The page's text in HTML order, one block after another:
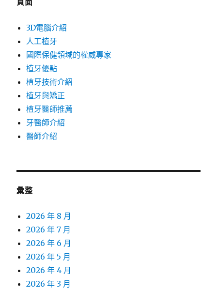
頁面
3D電腦介紹
人工植牙
國際保健領域的權威專家
植牙優點
植牙技術介紹
植牙與矯正
植牙醫師推薦
牙醫師介紹
醫師介紹
彙整
2026 年 8 月
2026 年 7 月
2026 年 6 月
2026 年 5 月
2026 年 4 月
2026 年 3 月